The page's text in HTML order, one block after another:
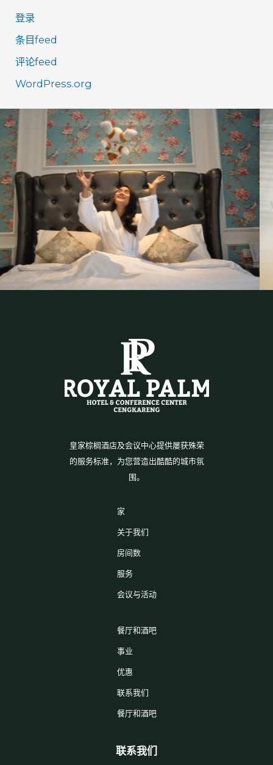
登录
条目feed
评论feed
WordPress.org
皇家棕榈酒店及会议中心提供屡获殊荣
的服务标准，为您营造出酷酷的城市氛
围。
家
关于我们
房间数
服务
会议与活动
餐厅和酒吧
事业
优惠
联系我们
餐厅和酒吧
联系我们